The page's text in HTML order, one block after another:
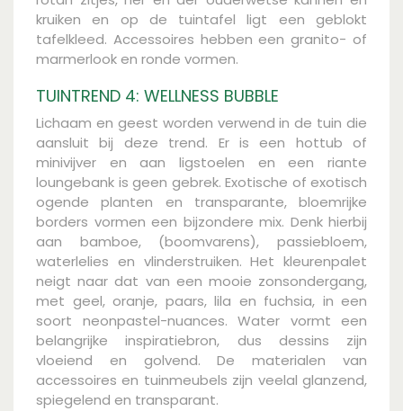
kruiken en op de tuintafel ligt een geblokt
tafelkleed. Accessoires hebben een granito- of
marmerlook en ronde vormen.
TUINTREND 4: WELLNESS BUBBLE
Lichaam en geest worden verwend in de tuin die
aansluit bij deze trend. Er is een hottub of
minivijver en aan ligstoelen en een riante
loungebank is geen gebrek. Exotische of exotisch
ogende planten en transparante, bloemrijke
borders vormen een bijzondere mix. Denk hierbij
aan bamboe, (boomvarens), passiebloem,
waterlelies en vlinderstruiken. Het kleurenpalet
neigt naar dat van een mooie zonsondergang,
met geel, oranje, paars, lila en fuchsia, in een
soort neonpastel-nuances. Water vormt een
belangrijke inspiratiebron, dus dessins zijn
vloeiend en golvend. De materialen van
accessoires en tuinmeubels zijn veelal glanzend,
spiegelend en transparant.